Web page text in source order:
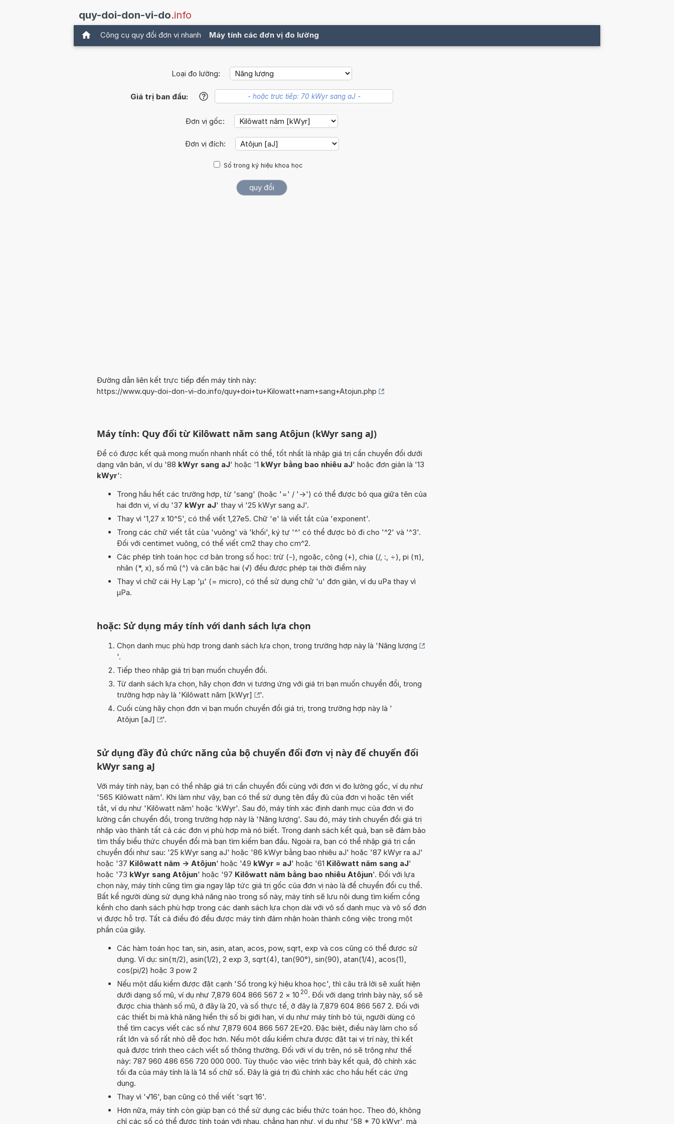
quy-doi-don-vi-do.info
Công cụ quy đổi đơn vị nhanh Máy tính các đơn vị đo lường
Loại đo lường:
Giá trị ban đầu: ?
Đơn vị gốc:
Đơn vị đích:
Số trong ký hiệu khoa học
Đường dẫn liên kết trực tiếp đến máy tính này:
https://www.quy-doi-don-vi-do.info/quy+doi+tu+Kilowatt+nam+sang+Atojun.php
Máy tính: Quy đổi từ Kilôwatt năm sang Atôjun (kWyr sang aJ)
Để có được kết quả mong muốn nhanh nhất có thể, tốt nhất là nhập giá trị cần chuyển đổi dưới
dạng văn bản, ví dụ '88 kWyr sang aJ' hoặc '1 kWyr bằng bao nhiêu aJ' hoặc đơn giản là '13
kWyr':
Trong hầu hết các trường hợp, từ 'sang' (hoặc '=' / '->') có thể được bỏ qua giữa tên của
hai đơn vị, ví dụ '37 kWyr aJ' thay vì '25 kWyr sang aJ'.
Thay vì '1,27 x 10^5', có thể viết 1,27e5. Chữ 'e' là viết tắt của 'exponent'.
Trong các chữ viết tắt của 'vuông' và 'khối', ký tự '^' có thể được bỏ đi cho '^2' và '^3'.
Đối với centimet vuông, có thể viết cm2 thay cho cm^2.
Các phép tính toán học cơ bản trong số học: trừ (-), ngoặc, cộng (+), chia (/, :, ÷), pi (π),
nhân (*, x), số mũ (^) và căn bậc hai (√) đều được phép tại thời điểm này
Thay vì chữ cái Hy Lạp 'µ' (= micro), có thể sử dụng chữ 'u' đơn giản, ví dụ uPa thay vì
µPa.
hoặc: Sử dụng máy tính với danh sách lựa chọn
Chọn danh mục phù hợp trong danh sách lựa chọn, trong trường hợp này là 'Năng lượng
'.
Tiếp theo nhập giá trị bạn muốn chuyển đổi.
Từ danh sách lựa chọn, hãy chọn đơn vị tương ứng với giá trị bạn muốn chuyển đổi, trong
trường hợp này là 'Kilôwatt năm [kWyr]
'.
Cuối cùng hãy chọn đơn vị bạn muốn chuyển đổi giá trị, trong trường hợp này là '
Atôjun [aJ]
'.
Sử dụng đầy đủ chức năng của bộ chuyển đổi đơn vị này để chuyển đổi
kWyr sang aJ
Với máy tính này, bạn có thể nhập giá trị cần chuyển đổi cùng với đơn vị đo lường gốc, ví dụ như
'565 Kilôwatt năm'. Khi làm như vậy, bạn có thể sử dụng tên đầy đủ của đơn vị hoặc tên viết
tắt, ví dụ như 'Kilôwatt năm' hoặc 'kWyr'. Sau đó, máy tính xác định danh mục của đơn vị đo
lường cần chuyển đổi, trong trường hợp này là 'Năng lượng'. Sau đó, máy tính chuyển đổi giá trị
nhập vào thành tất cả các đơn vị phù hợp mà nó biết. Trong danh sách kết quả, bạn sẽ đảm bảo
tìm thấy biểu thức chuyển đổi mà bạn tìm kiếm ban đầu. Ngoài ra, bạn có thể nhập giá trị cần
chuyển đổi như sau: '25 kWyr sang aJ' hoặc '86 kWyr bằng bao nhiêu aJ' hoặc '87 kWyr ra aJ'
hoặc '37 Kilôwatt năm -> Atôjun' hoặc '49 kWyr = aJ' hoặc '61 Kilôwatt năm sang aJ'
hoặc '73 kWyr sang Atôjun' hoặc '97 Kilôwatt năm bằng bao nhiêu Atôjun'. Đối với lựa
chọn này, máy tính cũng tìm gia ngay lập tức giá trị gốc của đơn vị nào là để chuyển đổi cụ thể.
Bất kể người dùng sử dụng khả năng nào trong số này, máy tính sẽ lưu nội dung tìm kiếm cồng
kềnh cho danh sách phù hợp trong các danh sách lựa chọn dài với vô số danh mục và vô số đơn
vị được hỗ trợ. Tất cả điều đó đều được máy tính đảm nhận hoàn thành công việc trong một
phần của giây.
Các hàm toán học tan, sin, asin, atan, acos, pow, sqrt, exp và cos cũng có thể được sử
dụng. Ví dụ: sin(π/2), asin(1/2), 2 exp 3, sqrt(4), tan(90°), sin(90), atan(1/4), acos(1),
cos(pi/2) hoặc 3 pow 2
Nếu một dấu kiểm được đặt cạnh 'Số trong ký hiệu khoa học', thì câu trả lời sẽ xuất hiện
dưới dạng số mũ, ví dụ như 7,879 604 866 567 2 × 10 20. Đối với dạng trình bày này, số sẽ
được chia thành số mũ, ở đây là 20, và số thực tế, ở đây là 7,879 604 866 567 2. Đối với
các thiết bị mà khả năng hiển thị số bị giới hạn, ví dụ như máy tính bỏ túi, người dùng có
thể tìm cacys viết các số như 7,879 604 866 567 2E+20. Đặc biệt, điều này làm cho số
rất lớn và số rất nhỏ dễ đọc hơn. Nếu một dấu kiểm chưa được đặt tại vị trí này, thì kết
quả được trình theo cách viết số thông thường. Đối với ví dụ trên, nó sẽ trông như thế
này: 787 960 486 656 720 000 000. Tùy thuộc vào việc trình bày kết quả, độ chính xác
tối đa của máy tính là là 14 số chữ số. Đây là giá trị đủ chính xác cho hầu hết các ứng
dụng.
Thay vì '√16', bạn cũng có thể viết 'sqrt 16'.
Hơn nữa, máy tính còn giúp bạn có thể sử dụng các biểu thức toán học. Theo đó, không
chỉ các số có thể được tính toán với nhau, chẳng hạn như, ví dụ như '58 * 70 kWyr', mà